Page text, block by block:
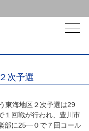
次予選
東海地区２次予選は29
１回戦が行われ、豊川市
部に25―０で７回コール